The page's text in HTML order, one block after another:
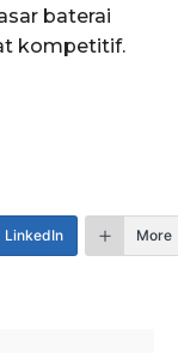
baterai
kompetitif.
LinkedIn More